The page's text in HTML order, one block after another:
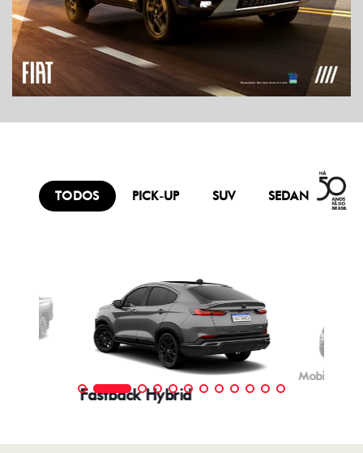
TODOS PICK-UP SUV SEDAN
Fastback Hybrid
Mobi